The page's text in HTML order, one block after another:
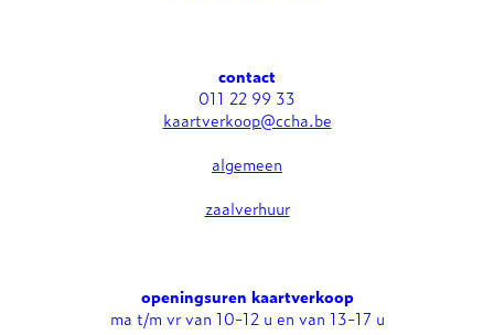
contact
011 22 99 33
kaartverkoop@ccha.be
algemeen
zaalverhuur
openingsuren kaartverkoop
ma t/m vr van 10-12 u en van 13-17 u